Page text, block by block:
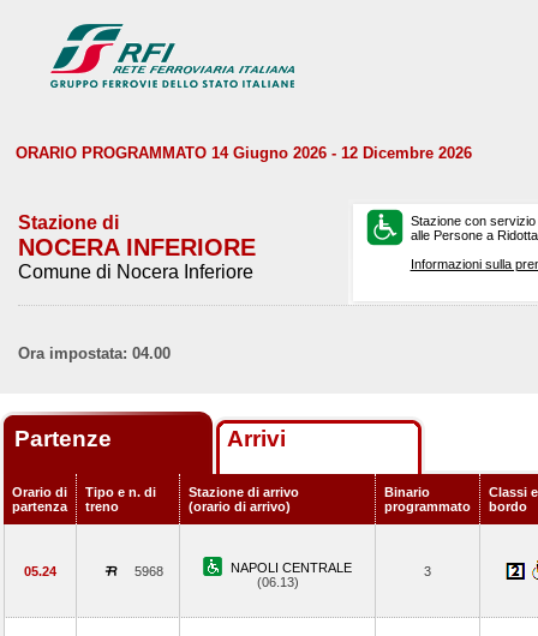
ORARIO PROGRAMMATO 14 Giugno 2026 - 12 Dicembre 2026
Stazione di
NOCERA INFERIORE
Comune di Nocera Inferiore
Stazione con
alle Persone a
Informazioni sulla
Ora impostata: 04.00
Partenze Arrivi
Orario di
partenza
Tipo e n. di
treno
Stazione di arrivo
(orario di arrivo)
Binario
programmato
Classi
bordo
05.24 5968
NAPOLI CENTRALE
(06.13)
3